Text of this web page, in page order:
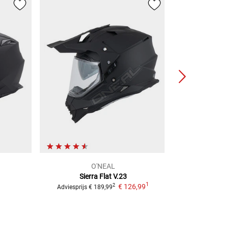
O'NEAL
Sierra Flat V.23
Adviesprijs € 189,992 € 126,991